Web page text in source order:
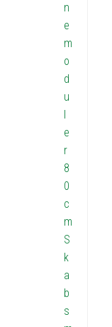
n
e
m
o
d
u
l
e
r
8
0
c
m
S
k
a
b
s